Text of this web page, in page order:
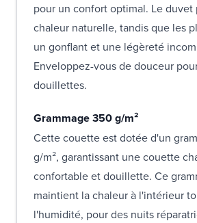
pour un confort optimal. Le duvet
chaleur naturelle, tandis que les
un gonflant et une légèreté
Enveloppez-vous de douceur
douillettes.
Grammage 350 g/m²
Cette couette est dotée d'un
g/m², garantissant une couette
confortable et douillette. Ce
maintient la chaleur à l'intérieur
l'humidité, pour des nuits